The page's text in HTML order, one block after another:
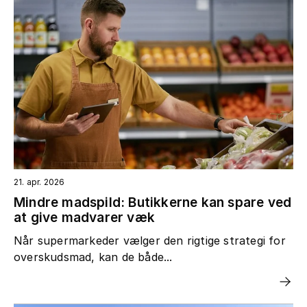
21. apr. 2026
Mindre madspild: Butikkerne kan spare ved
at give madvarer væk
Når supermarkeder vælger den rigtige strategi for
overskudsmad, kan de både...